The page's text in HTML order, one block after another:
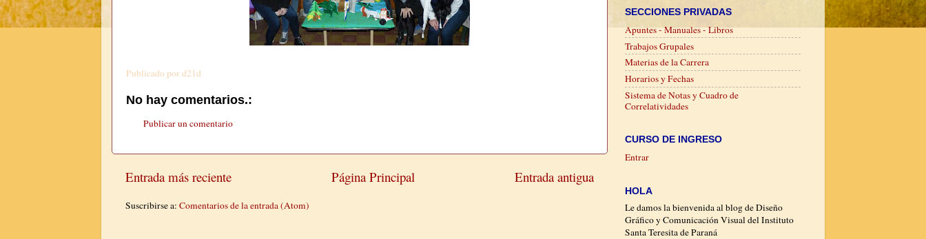
Publicado pord21d
No hay comentarios.:
Publicar un comentario
Entrada más reciente Entrada antigua
Página Principal
Suscribirse a: Comentarios de la entrada (Atom)
SECCIONES PRIVADAS
Apuntes - Manuales - Libros
Trabajos Grupales
Materias de la Carrera
Horarios y Fechas
Sistema de Notas y Cuadro de
Correlatividades
CURSO DE INGRESO
Entrar
HOLA
Le damos la bienvenida al blog de Diseño
Gráfico y Comunicación Visual del Instituto
Santa Teresita de Paraná